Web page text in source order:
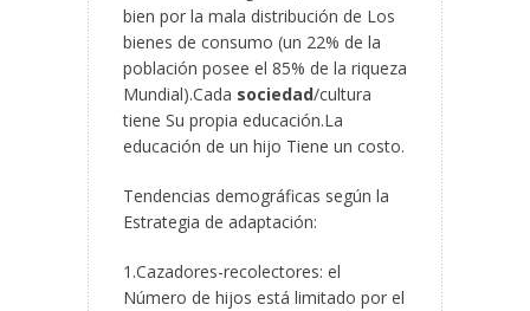
bien por la mala distribución de Los
bienes de consumo (un 22% de la
población posee el 85% de la riqueza
Mundial).Cada sociedad/cultura
tiene Su propia educación.La
educación de un hijo Tiene un costo.
Tendencias demográficas según la
Estrategia de adaptación:
1.Cazadores-recolectores: el
Número de hijos está limitado por el